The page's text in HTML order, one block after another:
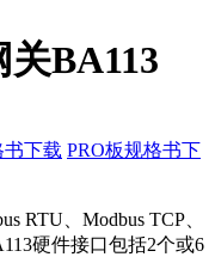
BA113
下载 PRO板规格书下
RTU、Modbus TCP、
硬件接口包括2个或6